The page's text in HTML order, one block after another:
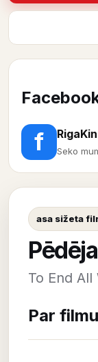
f Seko
asa sižeta
To End All
Par filmu